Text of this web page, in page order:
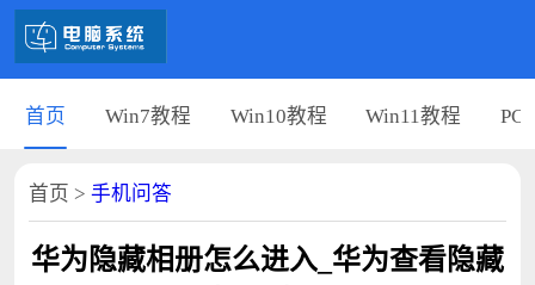
首页 Win7教程 Win10教程 Win11教程 PC
首页 > 手机问答
华为隐藏相册怎么进入_华为查看隐藏